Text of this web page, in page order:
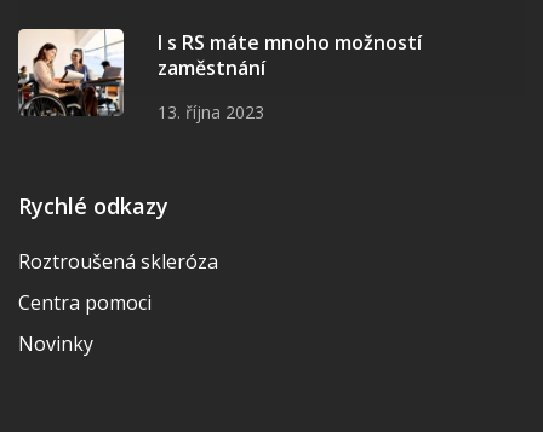
I s RS máte mnoho možností
zaměstnání
13. října 2023
Rychlé odkazy
Roztroušená skleróza
Centra pomoci
Novinky